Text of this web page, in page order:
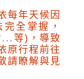
每年天候因
全掌握，
...等)，導致
原行程前往
請瞭解與見